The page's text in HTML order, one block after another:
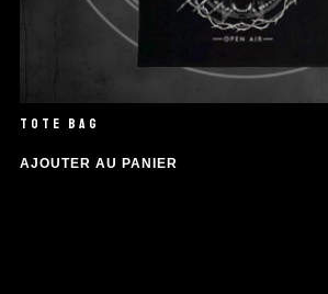
TOTE BAG
AJOUTER AU PANIER